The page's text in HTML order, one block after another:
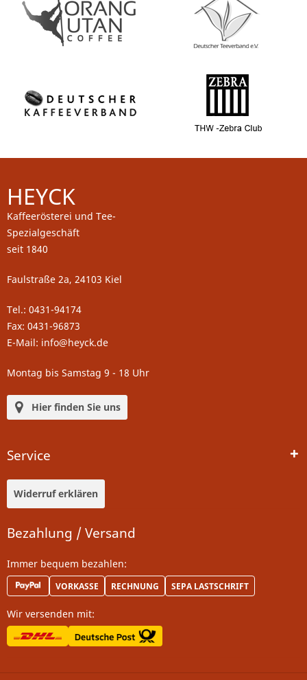
HEYCK
Kaffeerösterei und Tee-
Spezialgeschäft
seit 1840
Faulstraße 2a, 24103 Kiel
Tel.: 0431-94174
Fax: 0431-96873
E-Mail: info@heyck.de
Montag bis Samstag 9 - 18 Uhr
Hier finden Sie uns
Service
Widerruf erklären
Bezahlung / Versand
Immer bequem bezahlen:
VORKASSE RECHNUNG SEPA LASTSCHRIFT
Wir versenden mit: